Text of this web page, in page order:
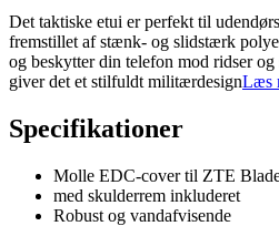
Det taktiske etui er perfekt til
fremstillet af stænk- og slidstærk
og beskytter din telefon mod ridser
giver det et stilfuldt militærdesignLæs
Specifikationer
Molle EDC-cover til ZTE
med skulderrem inkluderet
Robust og vandafvisende